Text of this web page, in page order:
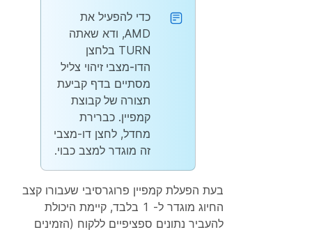
כדי להפעיל את
AMD, ודא שאתה
TURN בלחצן
הדו-מצבי זיהוי צליל
מסתיים בדף קביעת
תצורה של קבוצת
קמפיין. כברירת
מחדל, לחצן דו-מצבי
זה מוגדר למצב כבוי.
בעת הפעלת קמפיין פרוגרסיבי שעבורו קצב
החיוג מוגדר ל- 1 בלבד, קיימת היכולת
להעביר נתונים ספציפיים ללקוח (הזמינים